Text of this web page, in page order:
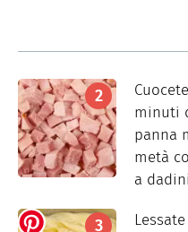
minuti
panna
metà
a